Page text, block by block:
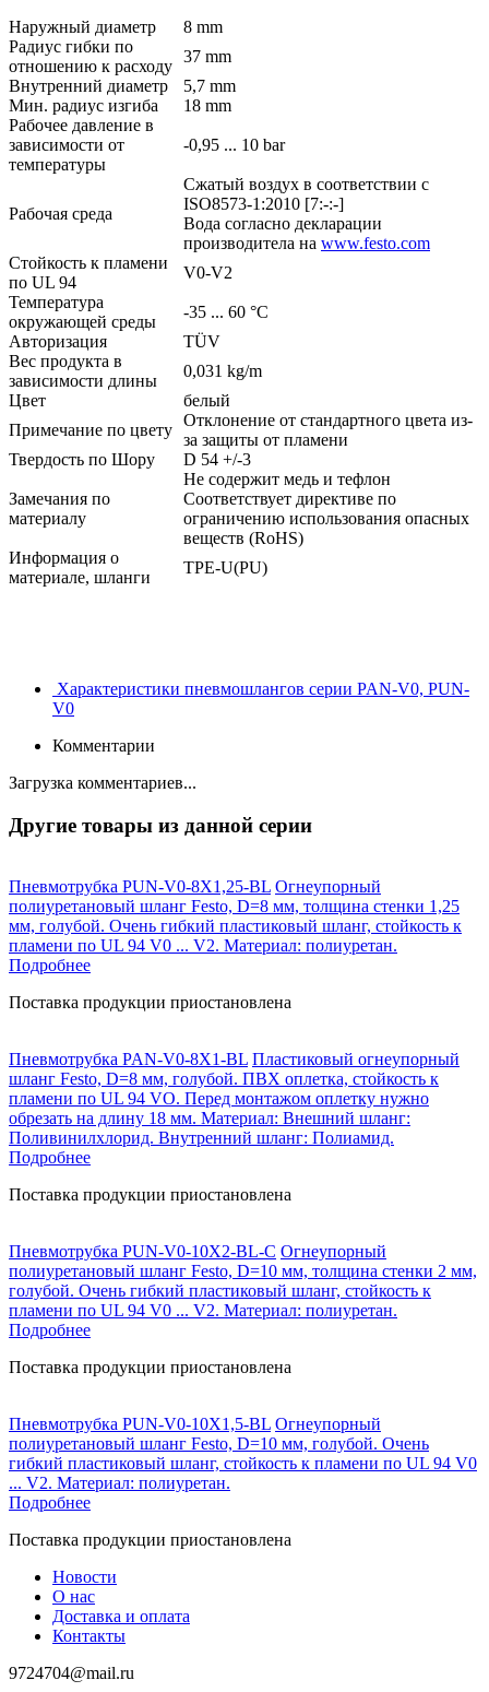
Наружный диаметр
8 mm
Радиус гибки по
отношению к расходу
37 mm
Внутренний диаметр
5,7 mm
Мин. радиус изгиба
18 mm
Рабочее давление в
зависимости от
температуры
-0,95 ... 10 bar
Рабочая среда
Сжатый воздух в соответствии с
ISO8573-1:2010 [7:-:-]
Вода согласно декларации
производитела на www.festo.com
Стойкость к пламени
по UL 94
V0-V2
Температура
окружающей среды
-35 ... 60 °C
Авторизация
TÜV
Вес продукта в
зависимости длины
0,031 kg/m
Цвет
белый
Примечание по цвету
Отклонение от стандартного цвета из-
за защиты от пламени
Твердость по Шору
D 54 +/-3
Замечания по
материалу
Не содержит медь и тефлон
Соответствует директиве по
ограничению использования опасных
веществ (RoHS)
Информация о
материале, шланги
TPE-U(PU)
Характеристики пневмошлангов серии PAN-V0, PUN-
V0
Комментарии
Загрузка комментариев...
Другие товары из данной серии
Пневмотрубка PUN-V0-8X1,25-BL Огнеупорный
полиуретановый шланг Festo, D=8 мм, толщина стенки 1,25
мм, голубой. Очень гибкий пластиковый шланг, стойкость к
пламени по UL 94 V0 ... V2. Материал: полиуретан.
Подробнее
Поставка продукции приостановлена
Пневмотрубка PAN-V0-8X1-BL Пластиковый огнеупорный
шланг Festo, D=8 мм, голубой. ПВХ оплетка, стойкость к
пламени по UL 94 VO. Перед монтажом оплетку нужно
обрезать на длину 18 мм. Материал: Внешний шланг:
Поливинилхлорид. Внутренний шланг: Полиамид.
Подробнее
Поставка продукции приостановлена
Пневмотрубка PUN-V0-10X2-BL-C Огнеупорный
полиуретановый шланг Festo, D=10 мм, толщина стенки 2 мм,
голубой. Очень гибкий пластиковый шланг, стойкость к
пламени по UL 94 V0 ... V2. Материал: полиуретан.
Подробнее
Поставка продукции приостановлена
Пневмотрубка PUN-V0-10X1,5-BL Огнеупорный
полиуретановый шланг Festo, D=10 мм, голубой. Очень
гибкий пластиковый шланг, стойкость к пламени по UL 94 V0
... V2. Материал: полиуретан.
Подробнее
Поставка продукции приостановлена
Новости
О нас
Доставка и оплата
Контакты
9724704@mail.ru